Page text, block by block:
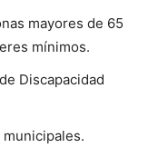
mayores de 65
mínimos.
Discapacidad